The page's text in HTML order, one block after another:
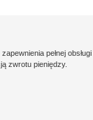
pełnej
zwrotu pieniędzy.